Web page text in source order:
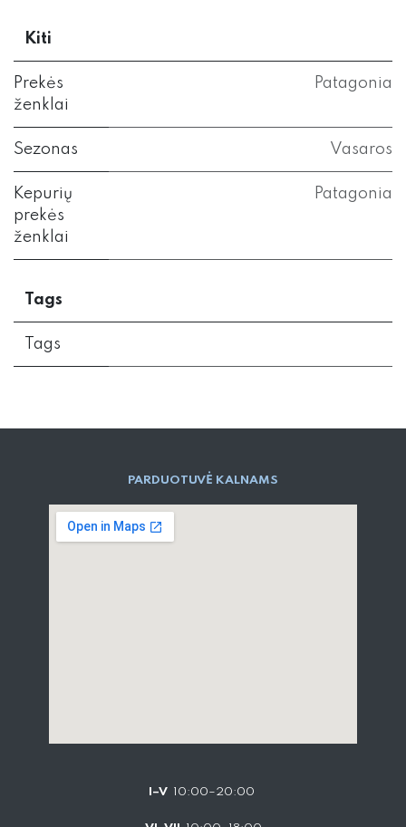
Kiti
Prekės
ženklai
Patagonia
Sezonas Vasaros
Kepurių
prekės
ženklai
Patagonia
Tags
Tags
PARD​UOTUVĖ​ KALNAMS
I–V 10:00–20:00